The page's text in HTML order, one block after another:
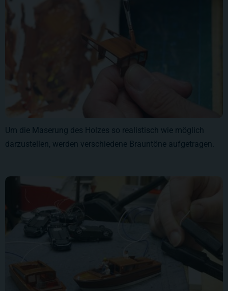
Um die Maserung des Holzes so realistisch wie möglich
darzustellen, werden verschiedene Brauntöne aufgetragen.